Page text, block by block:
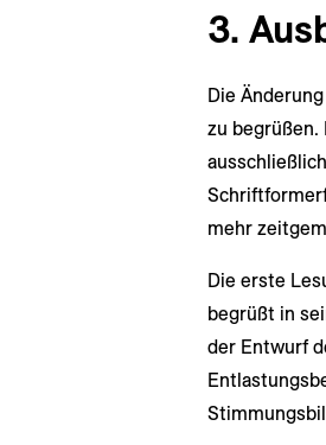
3.
Die
zu
mehr
Die erste
begrüßt in
der Entwurf